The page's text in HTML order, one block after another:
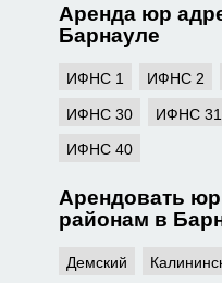
Аренда юр
Барнауле
ИФНС 1 ИФНС 2
ИФНС 30 ИФНС 31
ИФНС 40
Арендовать
районам в
Демский